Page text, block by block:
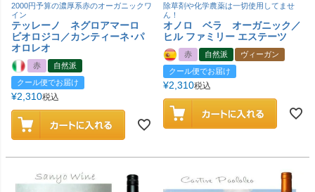
2000円予算の濃厚系赤のオーガニックワ
イン
テッレーノ ネグロアマーロ
ビオロジコ／カンティーネ･パ
オロレオ
赤
自然派
クール便でお届け
¥2,310税込
除草剤や化学農薬は一切使用してませ
ん！
オノロ ベラ オーガニック／
ヒル ファミリー エステーツ
赤 自然派
ヴィーガン
クール便でお届け
¥2,310税込